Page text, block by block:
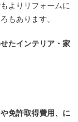
よりリフォームに
もあります。
たインテリア・家
免許取得費用、に